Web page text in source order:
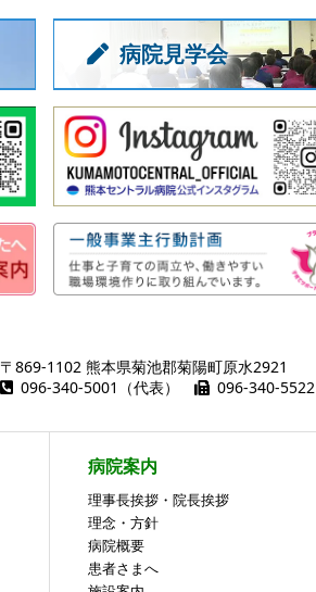
病院見学会
〒869-1102 熊本県菊池郡菊陽町原水2921
096-340-5001（代表）
096-340-5522
病院案内
理事長挨拶・院長挨拶
理念・方針
病院概要
患者さまへ